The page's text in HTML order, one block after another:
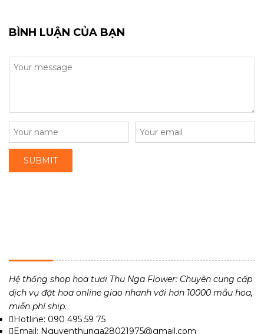
BÌNH LUẬN CỦA BẠN
Hệ thống shop hoa tươi Thu Nga Flower: Chuyên cung cấp
dịch vụ đặt hoa online giao nhanh với hơn 10000 mẫu hoa,
miễn phí ship.
Hotline: 090 495 59 75
Email: Nguyenthunga28021975@gmail.com